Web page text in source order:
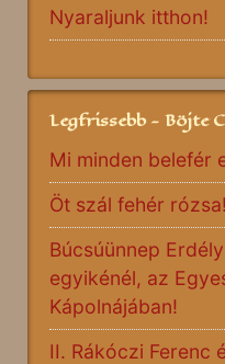
Nyaraljunk itthon!
Legfrissebb - Böjte
Mi minden belefér
Öt szál fehér rózsa!
Búcsúünnep
egyikénél, az
Kápolnájában!
II. Rákóczi Ferenc